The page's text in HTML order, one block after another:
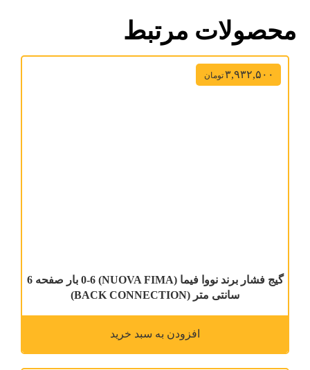
محصولات مرتبط
گیج فشار برند نووا فیما (NUOVA FIMA) 0-6 بار صفحه 6
سانتی متر (BACK CONNECTION)
۳,۹۳۲,۵۰۰تومان
افزودن به سبد خرید